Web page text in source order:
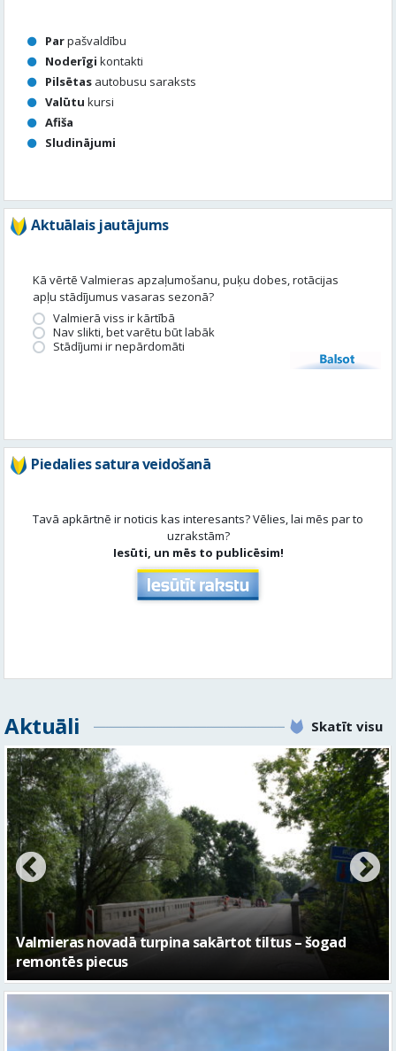
Parpašvaldību
Noderīgi kontakti
Pilsētas autobusu saraksts
Valūtu kursi
Afiša
Sludinājumi
Aktuālais jautājums
Kā vērtē Valmieras apzaļumošanu, puķu dobes, rotācijas
apļu stādījumus vasaras sezonā?
Valmierā viss ir kārtībā
Nav slikti, bet varētu būt labāk
Stādījumi ir nepārdomāti
Balsot
Piedalies satura veidošanā
Tavā apkārtnē ir noticis kas interesants? Vēlies, lai mēs par to
uzrakstām?
Iesūti, un mēs to publicēsim!
Aktuāli Skatīt visu
No pagaidu teātra līdz laikmetīgās kultūras centram
– kā attīstīsies “Kurtuve”